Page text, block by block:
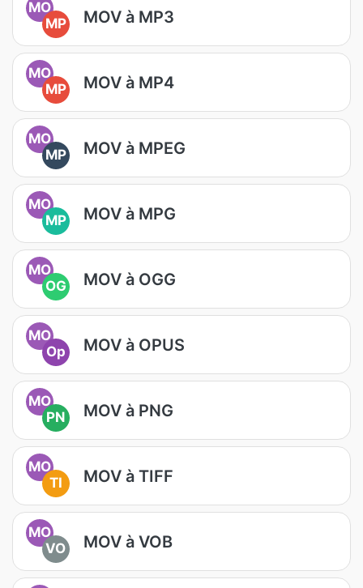
MO
MP
MOV à MP3
MO
MP
MOV à MP4
MO
MP
MOV à MPEG
MO
MP
MOV à MPG
MO
OG
MOV à OGG
MO
Op
MOV à OPUS
MO
PN
MOV à PNG
MO
TI
MOV à TIFF
MO
VO
MOV à VOB